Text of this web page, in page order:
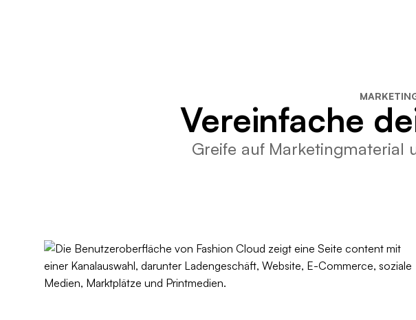
Vereinfache
Greife auf